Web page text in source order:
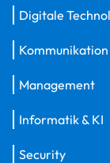
Digitale
Kommunikation
Management
Informatik & KI
Security